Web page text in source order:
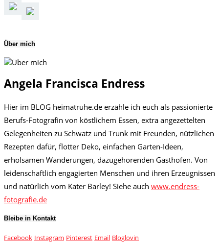
Über mich
Angela Francisca Endress
Hier im BLOG heimatruhe.de erzähle ich euch als passionierte
Berufs-Fotografin von köstlichem Essen, extra angezettelten
Gelegenheiten zu Schwatz und Trunk mit Freunden, nützlichen
Rezepten dafür, flotter Deko, einfachen Garten-Ideen,
erholsamen Wanderungen, dazugehörenden Gasthöfen. Von
leidenschaftlich engagierten Menschen und ihren Erzeugnissen
und natürlich vom Kater Barley! Siehe auch www.endress-
fotografie.de
Bleibe in Kontakt
Facebook Instagram Pinterest Email Bloglovin